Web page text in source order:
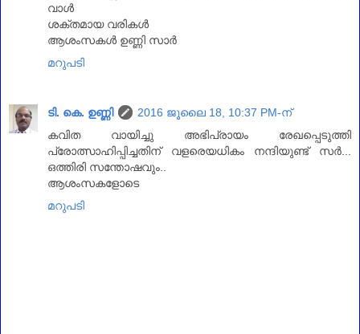
വാള്‍
ശക്തമായ വരികള്‍
ആശംസകള്‍ ഉണ്ണി സാര്‍
മറുപടി
ടി. കെ. ഉണ്ണി
2016 ജൂലൈ 18, 10:37 PM-ന്
കവിത വായിച്ചു അഭിപ്രായം രേഖപ്പെടുത്തി
പ്രോത്സാഹിപ്പിച്ചതിന് വളരെയധികം നന്ദിയുണ്ട് സര്‍...
ഒത്തിരി സന്തോഷവും..
ആശംസകളോടെ
മറുപടി